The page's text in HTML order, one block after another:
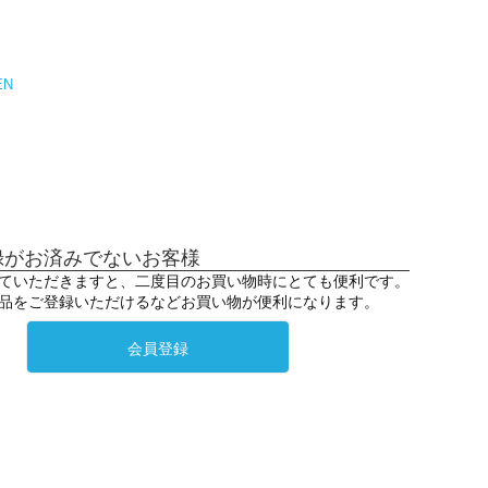
お済みでないお客様
いただきますと、二度目のお買い物時にとても便利です。
をご登録いただけるなどお買い物が便利になります。
会員登録